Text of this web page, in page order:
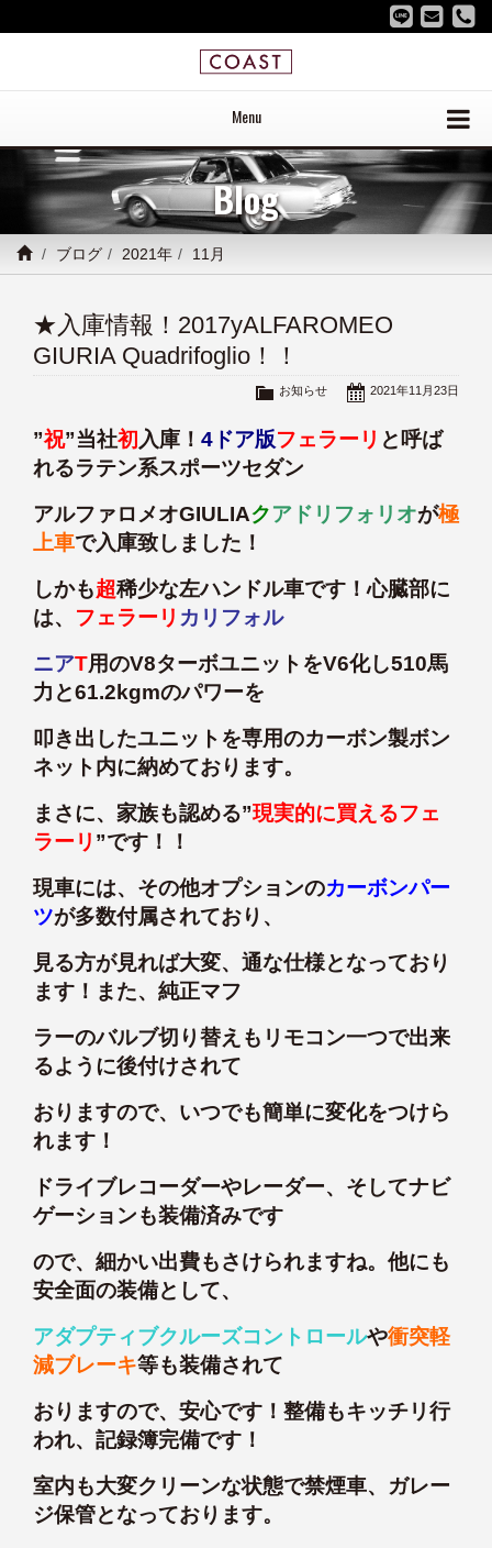
Menu
Blog
ブログ 2021年 11月
★入庫情報！2017yALFAROMEO
GIURIA Quadrifoglio！！
2021年11月23日
お知らせ
”祝”当社初 入庫！ 4ドア版フェラーリ と呼ば
れるラテン系スポーツセダン
アルファロメオGIULIAクアドリフォリオが極
上車で入庫致しました！
しかも超稀少な左ハンドル車です！心臓部に
は、 フェラーリ カリフォル
ニアT用のV8ターボユニットをV6化し510馬
力と61.2kgmのパワーを
叩き出したユニットを専用のカーボン製ボン
ネット内に納めております。
まさに、家族も認める”現実的に買えるフェ
ラーリ ”です！！
現車には、その他オプションのカーボンパー
ツが多数付属されており、
見る方が見れば大変、通な仕様となっており
ます！また、純正マフ
ラーのバルブ切り替えもリモコン一つで出来
るように後付けされて
おりますので、いつでも簡単に変化をつけら
れます！
ドライブレコーダーやレーダー、そしてナビ
ゲーションも装備済みです
ので、細かい出費もさけられますね。他にも
安全面の装備として、
アダプティブクルーズコントロールや衝突軽
減ブレーキ等も装備されて
おりますので、安心です！整備もキッチリ行
われ、記録簿完備です！
室内も大変クリーンな状態で禁煙車、ガレー
ジ保管となっております。